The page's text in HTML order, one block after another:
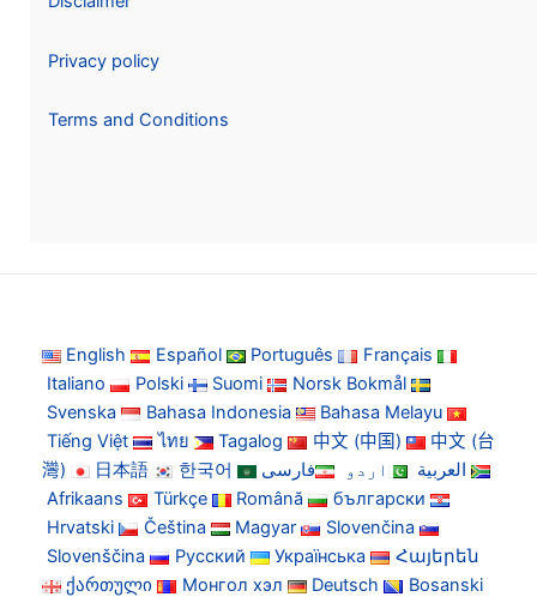
Privacy policy
Terms and Conditions
English Español Português
Français
Italiano
Polski Suomi
Norsk Bokmål
Svenska
Bahasa Indonesia
Bahasa Melayu
Tiếng Việt
ไทย Tagalog 中文 (中国)
中文 (台
灣)
日本語 한국어 العربية اردو
فارسی
Afrikaans
Türkçe Română
български
Hrvatski
Čeština Magyar
Slovenčina
Slovenščina
Русский Українська
Հայերեն
ქართული
Монгол хэл Deutsch
Bosanski